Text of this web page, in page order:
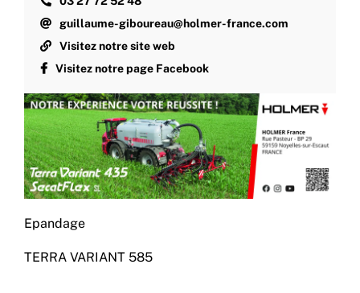
guillaume-giboureau@holmer-france.com
Visitez notre site web
Visitez notre page Facebook
Epandage
TERRA VARIANT 585